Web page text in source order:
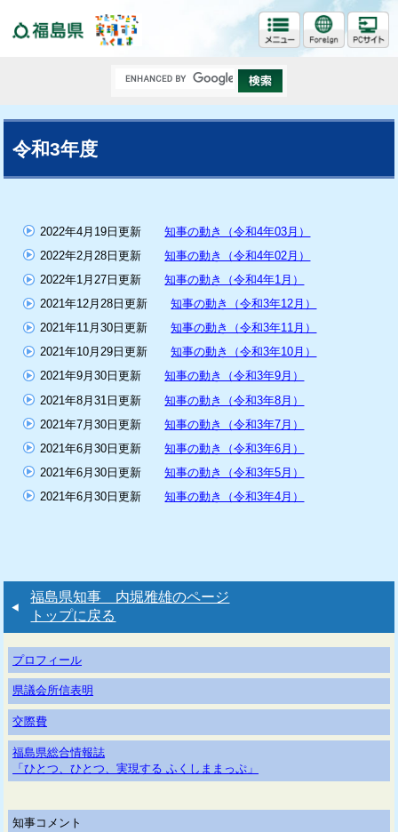
令和3年度
2022年4月19日更新
知事の動き（令和4年03月）
2022年2月28日更新
知事の動き（令和4年02月）
2022年1月27日更新
知事の動き（令和4年1月）
2021年12月28日更新
知事の動き（令和3年12月）
2021年11月30日更新
知事の動き（令和3年11月）
2021年10月29日更新
知事の動き（令和3年10月）
2021年9月30日更新
知事の動き（令和3年9月）
2021年8月31日更新
知事の動き（令和3年8月）
2021年7月30日更新
知事の動き（令和3年7月）
2021年6月30日更新
知事の動き（令和3年6月）
2021年6月30日更新
知事の動き（令和3年5月）
2021年6月30日更新
知事の動き（令和3年4月）
福島県知事 内堀雅雄のページ
トップに戻る
プロフィール
県議会所信表明
交際費
福島県総合情報誌
「ひとつ、ひとつ、実現する ふくしままっぷ」
知事コメント